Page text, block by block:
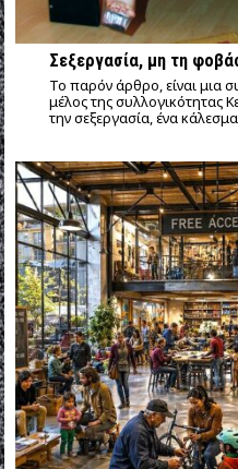
Σεξεργασία, μη τη
Το παρόν άρθρο, είναι μια
μέλος της συλλογικότητας
την σεξεργασία, ένα